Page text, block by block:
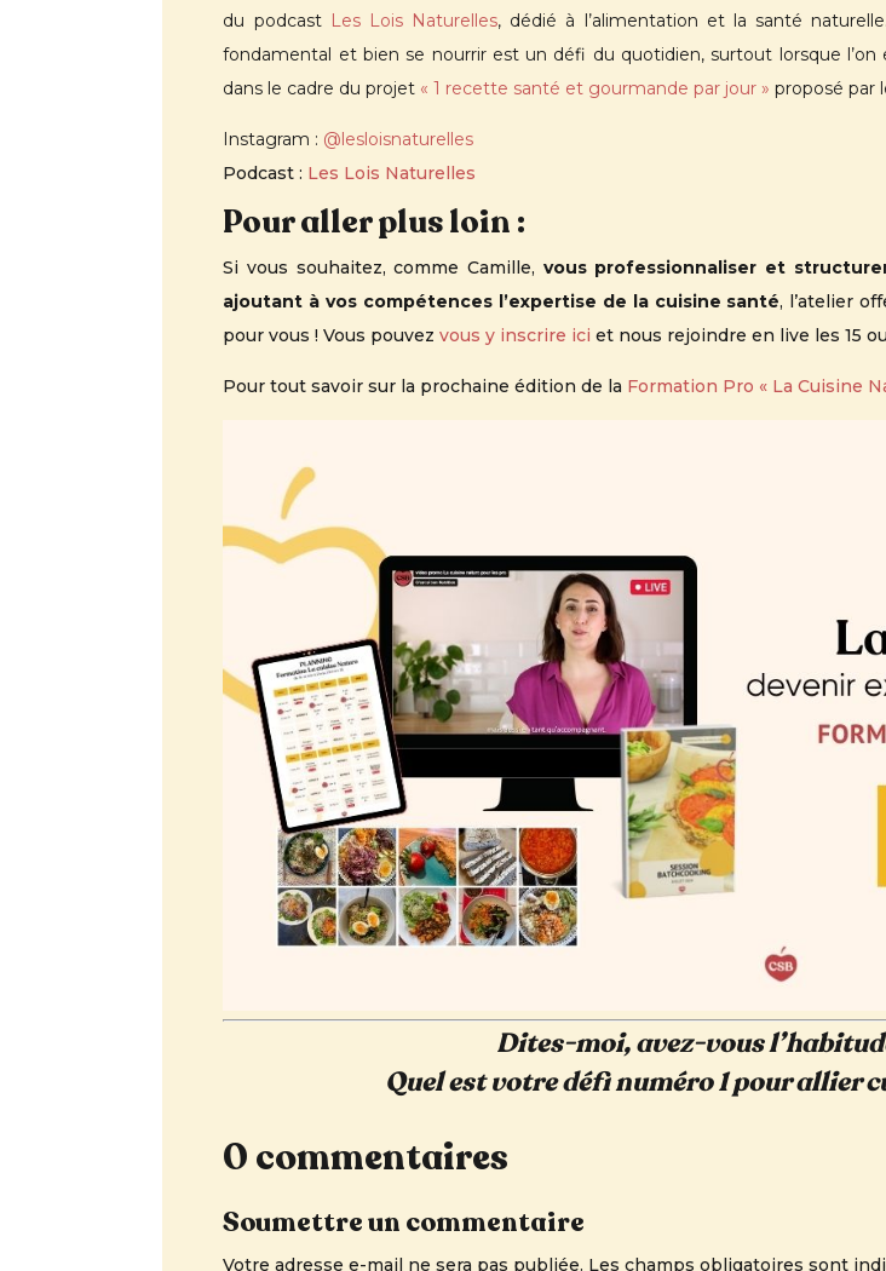
du podcast Les Lois Naturelles, dédié à l’alimentation et la santé
fondamental et bien se nourrir est un défi du quotidien, surtout lorsque l’on
dans le cadre du projet « 1 recette santé et gourmande par jour » proposé par
Instagram : @lesloisnaturelles
Podcast : Les Lois Naturelles
Pour aller plus loin :
Si vous souhaitez, comme Camille, vous professionnaliser et
ajoutant à vos compétences l’expertise de la cuisine santé, l’atelier
pour vous ! Vous pouvezvous y inscrire ici et nous rejoindre en live les 15
Pour tout savoir sur la prochaine édition de la Formation Pro « La Cuisine
Dites-moi, avez-vous
Quel est votre défi numéro 1 pour allier
0 commentaires
Soumettre un commentaire
Votre adresse e-mail ne sera pas publiée. Les champs obligatoires sont